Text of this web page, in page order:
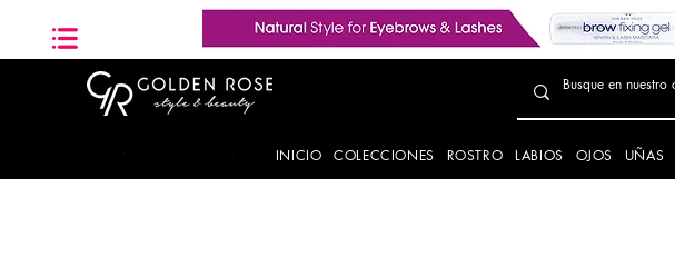
INICIO COLECCIONES ROSTRO LABIOS OJOS UÑAS